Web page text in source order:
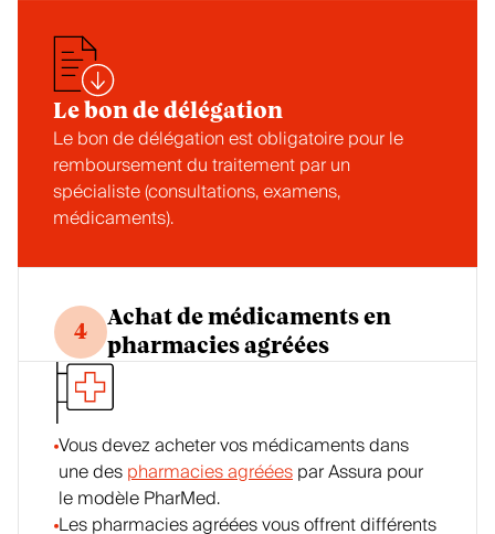
Le bon de délégation
Le bon de délégation est obligatoire pour le
remboursement du traitement par un
spécialiste (consultations, examens,
médicaments).
4
Achat de médicaments en
pharmacies agréées
Vous devez acheter vos médicaments dans
une despharmacies agrééespar Assura pour
le modèle PharMed.
Les pharmacies agréées vous offrent différents